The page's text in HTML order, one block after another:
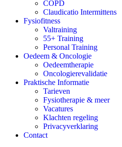
COPD
Claudicatio Intermittens
Fysiofitness
Valtraining
55+ Training
Personal Training
Oedeem & Oncologie
Oedeemtherapie
Oncologierevalidatie
Praktische Informatie
Tarieven
Fysiotherapie & meer
Vacatures
Klachten regeling
Privacyverklaring
Contact